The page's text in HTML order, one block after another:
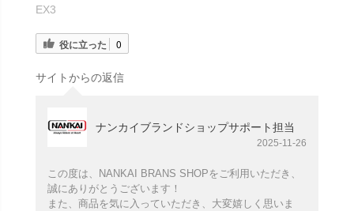
EX3
役に立った 0
サイトからの返信
ナンカイブランドショップサポート担当
2025-11-26
この度は、NANKAI BRANS SHOPをご利用いただき、
誠にありがとうございます！
また、商品を気に入っていただき、大変嬉しく思いま